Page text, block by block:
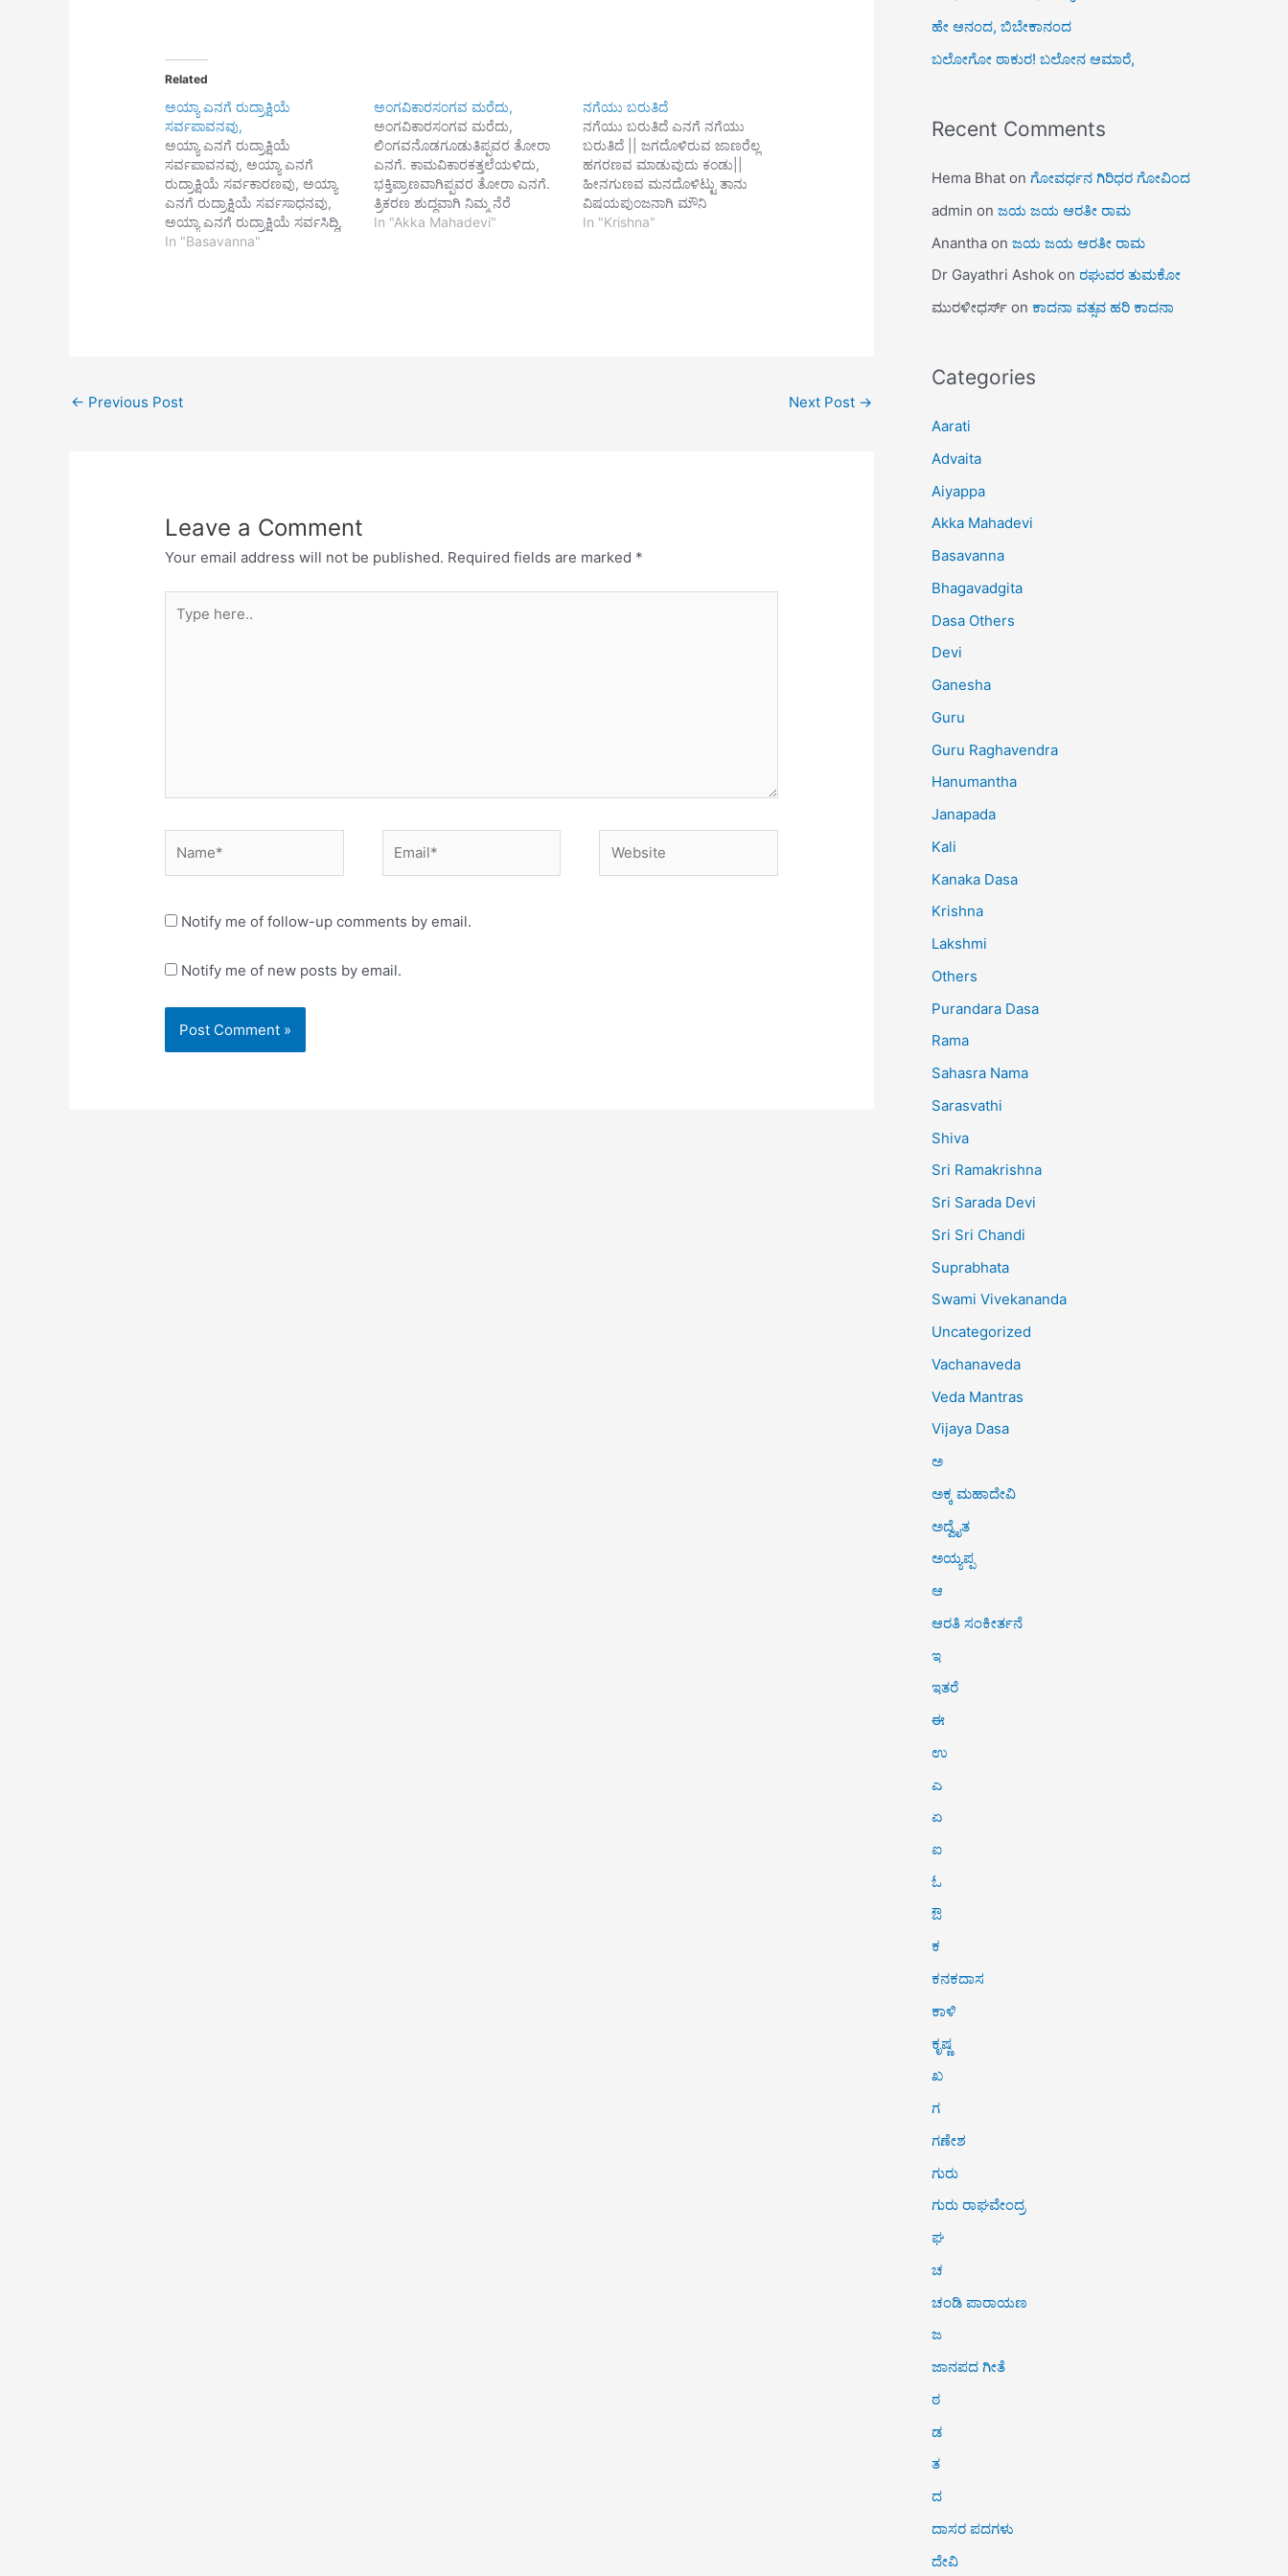
Related
ಅಯ್ಯಾ ಎನಗೆ ರುದ್ರಾಕ್ಷಿಯೆ
ಸರ್ವಪಾವನವು,
ಅಯ್ಯಾ ಎನಗೆ ರುದ್ರಾಕ್ಷಿಯೆ
ಸರ್ವಪಾವನವು, ಅಯ್ಯಾ ಎನಗೆ
ರುದ್ರಾಕ್ಷಿಯೆ ಸರ್ವಕಾರಣವು, ಅಯ್ಯಾ
ಎನಗೆ ರುದ್ರಾಕ್ಷಿಯೆ ಸರ್ವಸಾಧನವು,
ಅಯ್ಯಾ ಎನಗೆ ರುದ್ರಾಕ್ಷಿಯೆ ಸರ್ವಸಿದ್ಧಿ,
ಅಯ್ಯಾ ಎನಗೆ ರುದ್ರಾಕ್ಷಿಯೆ
In "Basavanna"
ಅಂಗವಿಕಾರಸಂಗವ ಮರೆದು,
ಅಂಗವಿಕಾರಸಂಗವ ಮರೆದು,
ಲಿಂಗವನೊಡಗೂಡುತಿಪ್ಪವರ ತೋರಾ
ಎನಗೆ. ಕಾಮವಿಕಾರಕತ್ತಲೆಯಳಿದು,
ಭಕ್ತಿಪ್ರಾಣವಾಗಿಪ್ಪವರ ತೋರಾ ಎನಗೆ.
ತ್ರಿಕರಣ ಶುದ್ಧವಾಗಿ ನಿಮ್ಮ ನೆರೆ
ನಂಬಿದಸದ್ಭಕ್ತರ ತೋರಾ ಎನಗೆ
In "Akka Mahadevi"
ನಗೆಯು ಬರುತಿದೆ
ನಗೆಯು ಬರುತಿದೆ ಎನಗೆ ನಗೆಯು
ಬರುತಿದೆ || ಜಗದೊಳಿರುವ ಜಾಣರೆಲ್ಲ
ಹಗರಣವ ಮಾಡುವುದು ಕಂಡು||
ಹೀನಗುಣವ ಮನದೊಳಿಟ್ಟು ತಾನು
ವಿಷಯಪುಂಜನಾಗಿ ಮೌನಿ
ಪುರಂದರವಿಟ್ಠಲನ್ನ ಧ್ಯಾನ ಮಾಡುವವನ
In "Krishna"
← Previous Post Next Post →
Leave a Comment
Your email address will not be published. Required fields are marked *
here..
Notify me of follow-up comments by email.
Notify me of new posts by email.
ಹೇ ಆನಂದ, ಬಿಬೇಕಾನಂದ
ಬಲೋಗೋ ಠಾಕುರ! ಬಲೋನ ಆಮಾರೆ,
Recent Comments
Hema Bhat on ಗೋವರ್ಧನ ಗಿರಿಧರ ಗೋವಿಂದ
admin on ಜಯ ಜಯ ಆರತೀ ರಾಮ
Anantha on ಜಯ ಜಯ ಆರತೀ ರಾಮ
Dr Gayathri Ashok on ರಘುವರ ತುಮಕೋ
ಮುರಳೀಧರ್ಸ್ on ಕಾದನಾ ವತ್ಸವ ಹರಿ ಕಾದನಾ
Categories
Aarati
Advaita
Aiyappa
Akka Mahadevi
Basavanna
Bhagavadgita
Dasa Others
Devi
Ganesha
Guru
Guru Raghavendra
Hanumantha
Janapada
Kali
Kanaka Dasa
Krishna
Lakshmi
Others
Purandara Dasa
Rama
Sahasra Nama
Sarasvathi
Shiva
Sri Ramakrishna
Sri Sarada Devi
Sri Sri Chandi
Suprabhata
Swami Vivekananda
Uncategorized
Vachanaveda
Veda Mantras
Vijaya Dasa
ಅ
ಅಕ್ಕ ಮಹಾದೇವಿ
ಅದ್ವೈತ
ಅಯ್ಯಪ್ಪ
ಆ
ಆರತಿ ಸಂಕೀರ್ತನೆ
ಇ
ಇತರೆ
ಈ
ಉ
ಎ
ಏ
ಐ
ಓ
ಔ
ಕ
ಕನಕದಾಸ
ಕಾಳಿ
ಕೃಷ್ಣ
ಖ
ಗ
ಗಣೇಶ
ಗುರು
ಗುರು ರಾಘವೇಂದ್ರ
ಘ
ಚ
ಚಂಡಿ ಪಾರಾಯಣ
ಜ
ಜಾನಪದ ಗೀತೆ
ಠ
ಡ
ತ
ದ
ದಾಸರ ಪದಗಳು
ದೇವಿ